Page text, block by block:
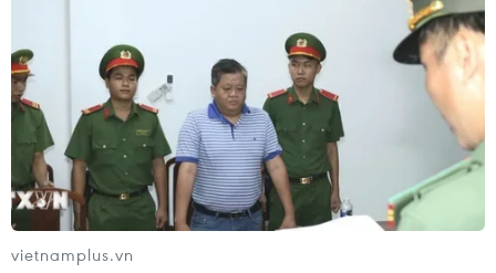
Đại diện Tổng Công ty Đầu tư và Kinh doanh vốn Nhà
nước cho hay, đơn vị này sẽ tổ chức buổi giới thiệu cơ
hội đầu tư mua cổ phần của SCIC tại Vinamilk vào
ngày 21/11.
vietnamplus.vn